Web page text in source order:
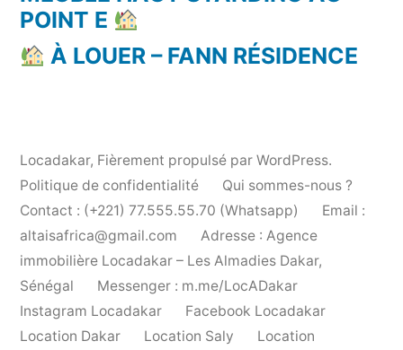
POINT E
À LOUER – FANN RÉSIDENCE
Locadakar, Fièrement propulsé par WordPress.
Politique de confidentialité
Qui sommes-nous ?
Contact : (+221) 77.555.55.70 (Whatsapp)
Email :
altaisafrica@gmail.com
Adresse : Agence
immobilière Locadakar – Les Almadies Dakar,
Sénégal
Messenger : m.me/LocADakar
Instagram Locadakar
Facebook Locadakar
Location Dakar
Location Saly Location